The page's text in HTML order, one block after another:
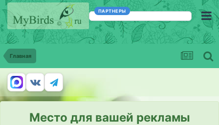
ПАРТНЕРЫ
Главная
Место для вашей рекламы